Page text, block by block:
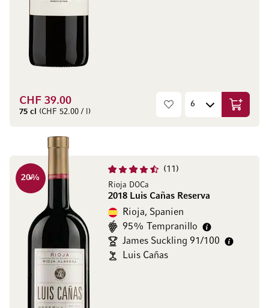
CHF 39.00
75 cl (CHF 52.00 / l) In den
11
Rioja DOCa
2018 Luis Cañas Reserva
20%
Rioja, Spanien
95% Tempranillo
James Suckling 91/100
Luis Cañas